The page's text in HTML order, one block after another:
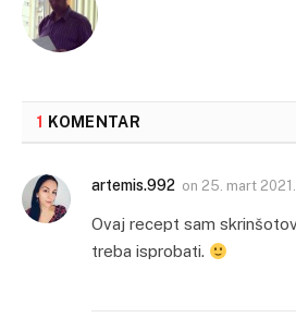
1 KOMENTAR
artemis.992 on 25. mart
Ovaj recept sam
treba isprobati.